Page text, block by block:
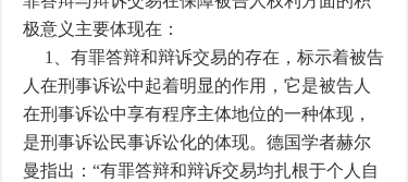
极意义主要体现在：
1、有罪答辩和辩诉交易的存在，标示着被告
人在刑事诉讼中起着明显的作用，它是被告人
在刑事诉讼中享有程序主体地位的一种体现，
是刑事诉讼民事诉讼化的体现。德国学者赫尔
曼指出：“有罪答辩和辩诉交易均扎根于个人自